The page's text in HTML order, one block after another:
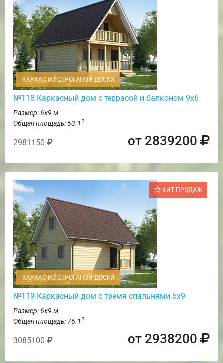
КАРКАС ИЗ СТРОГАНОЙ ДОСКИ
№118 Каркасный дом с террасой и балконом 9х6
Размер: 6х9 м
Общая площадь: 63.12
2981150 от 2839200
ХИТ ПРОДАЖ
КАРКАС ИЗ СТРОГАНОЙ ДОСКИ
№119 Каркасный дом с тремя спальнями 6х9
Размер: 6х9 м
Общая площадь: 76.12
3085100 от 2938200